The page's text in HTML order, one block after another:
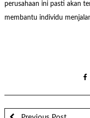
perusahaan ini pasti akan
membantu individu